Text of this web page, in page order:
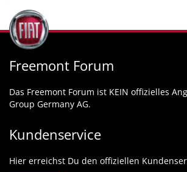
Freemont Forum
Das Freemont Forum ist KEIN offizielles
Group Germany AG.
Kundenservice
Hier erreichst Du den offiziellen